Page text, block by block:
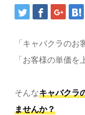
「キャバクラのお
「お客様の単価を
そんなキャバクラ
ませんか？